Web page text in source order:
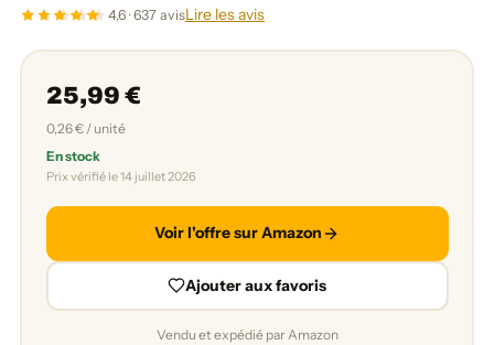
4,6 · 637 avisLire les avis
25,99 €
0,26 € / unité
En stock
Prix vérifié le 14 juillet 2026
Voir l'offre sur Amazon
Ajouter aux favoris
Vendu et expédié par Amazon